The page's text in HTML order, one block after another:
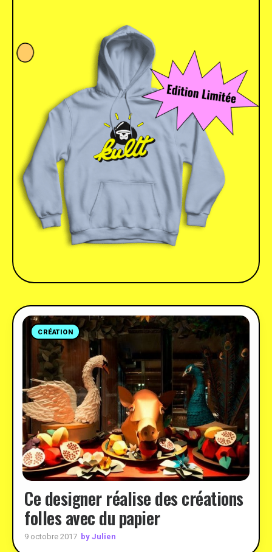
CRÉATION
Ce designer réalise des créations
folles avec du papier
9 octobre 2017 by Julien